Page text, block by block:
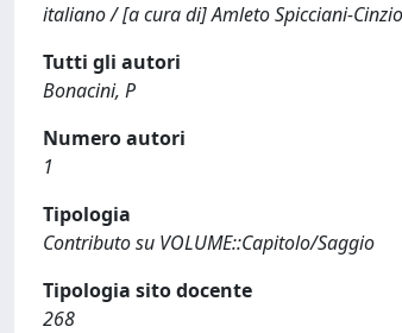
italiano / [a cura di] Amleto Spicciani-
Tutti gli autori
Bonacini, P
Numero autori
1
Tipologia
Contributo su VOLUME::Capitolo/Saggio
Tipologia sito docente
268